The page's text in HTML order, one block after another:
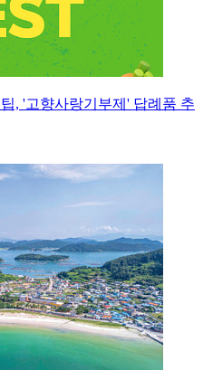
, '고향사랑기부제' 답례품 추